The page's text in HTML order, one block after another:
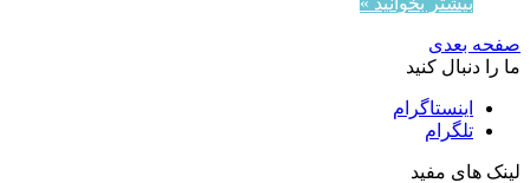
صفحه بعدی
ما را دنبال کنید
اینستاگرام
تلگرام
لینک های مفید